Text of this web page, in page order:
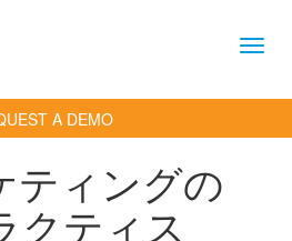
A DEMO
ティングの
クティス